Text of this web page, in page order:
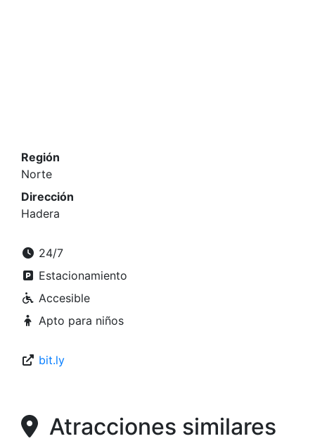
Región
Norte
Dirección
Hadera
24/7
Estacionamiento
Accesible
Apto para niños
bit.ly
Atracciones similares